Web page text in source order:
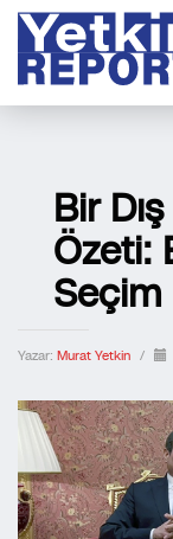
Bir
Özeti:
Seçim
Yazar: Murat Yetkin /